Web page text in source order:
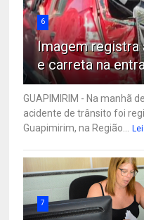
6
Imagem
e carreta na
GUAPIMIRIM - Na manhã
acidente de trânsito foi
Guapimirim, na Região...
7